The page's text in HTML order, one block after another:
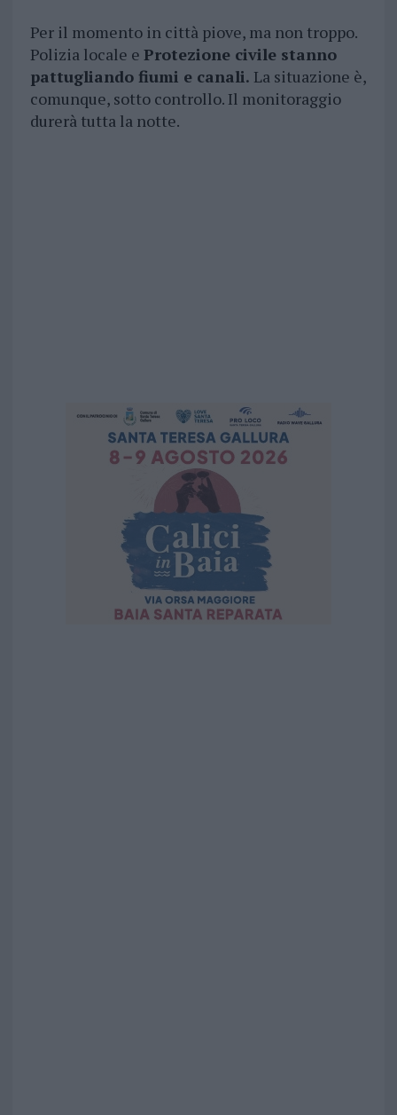
Per il momento in città piove, ma non troppo.
Polizia locale e Protezione civile stanno
pattugliando fiumi e canali. La situazione è,
comunque, sotto controllo. Il monitoraggio
durerà tutta la notte.